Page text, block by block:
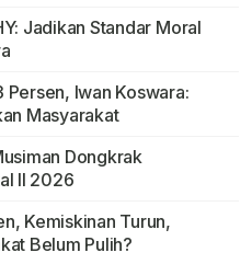
Jadikan Standar Moral
Iwan Koswara:
Masyarakat
Dongkrak
II 2026
Kemiskinan Turun,
Belum Pulih?